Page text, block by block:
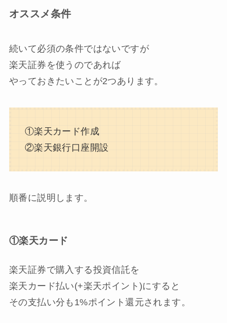
オススメ条件
続いて必須の条件ではないですが
楽天証券を使うのであれば
やっておきたいことが2つあります。
①楽天カード作成
②楽天銀行口座開設
順番に説明します。
①楽天カード
楽天証券で購入する投資信託を
楽天カード払い(+楽天ポイント)にすると
その支払い分も1%ポイント還元されます。